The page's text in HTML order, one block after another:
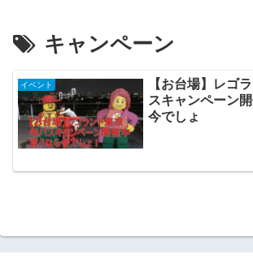
キャンペーン
イベント
【お台場】レゴ
スキャンペーン
今でしょ